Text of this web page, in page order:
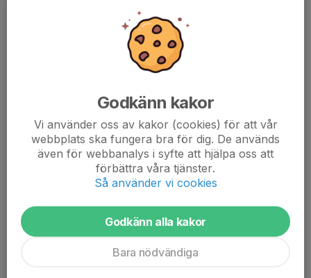
LÖRDAG 22 november kl 12:00
Årsmöte Gamla Stegeborgare
0 kommentarer
Godkänn kakor
Vi använder oss av kakor (cookies) för att vår
webbplats ska fungera bra för dig. De används
även för webbanalys i syfte att hjälpa oss att
förbättra våra tjänster.
Så använder vi cookies
Godkänn alla kakor
Bara nödvändiga